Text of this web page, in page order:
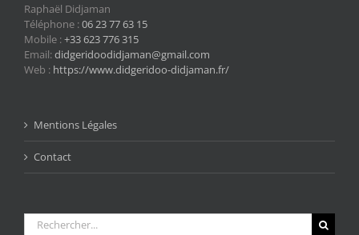
Raphaël Didjaman
Téléphone :06 23 77 63 15
Mobile :+33 623 776 315
Email:didgeridoodidjaman@gmail.com
Web : https://www.didgeridoo-didjaman.fr/
Mentions Légales
Contact
Rechercher: